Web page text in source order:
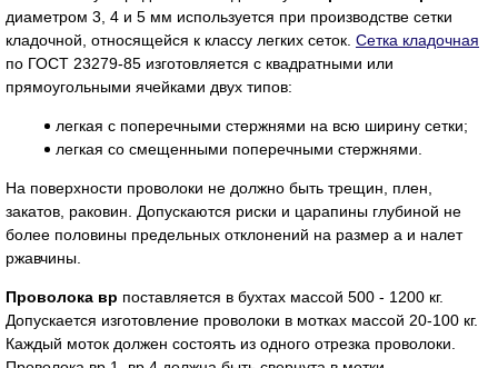
диаметром 3, 4 и 5 мм используется при производстве сетки
кладочной, относящейся к классу легких сеток. Сетка кладочная
по ГОСТ 23279-85 изготовляется с квадратными или
прямоугольными ячейками двух типов:
легкая с поперечными стержнями на всю ширину сетки;
легкая со смещенными поперечными стержнями.
На поверхности проволоки не должно быть трещин, плен,
закатов, раковин. Допускаются риски и царапины глубиной не
более половины предельных отклонений на размер a и налет
ржавчины.
Проволока вр поставляется в бухтах массой 500 - 1200 кг.
Допускается изготовление проволоки в мотках массой 20-100 кг.
Каждый моток должен состоять из одного отрезка проволоки.